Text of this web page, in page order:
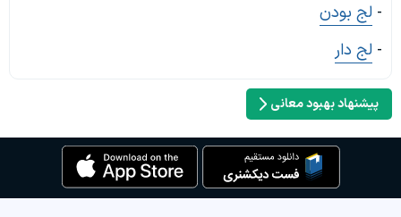
- لج بودن
- لج دار
پیشنهاد بهبود معانی